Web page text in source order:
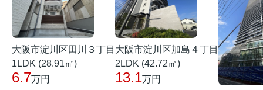
大阪市淀川区田川３丁目
1LDK (28.91㎡)
6.7万円
大阪市淀川区加島４丁目
2LDK (42.72㎡)
13.1万円